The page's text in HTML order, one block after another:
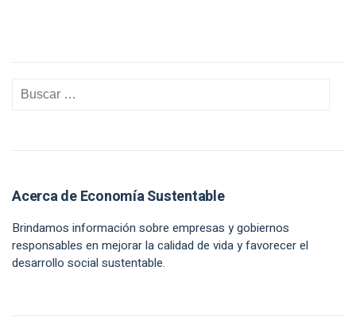
Acerca de Economía Sustentable
Brindamos información sobre empresas y gobiernos
responsables en mejorar la calidad de vida y favorecer el
desarrollo social sustentable.